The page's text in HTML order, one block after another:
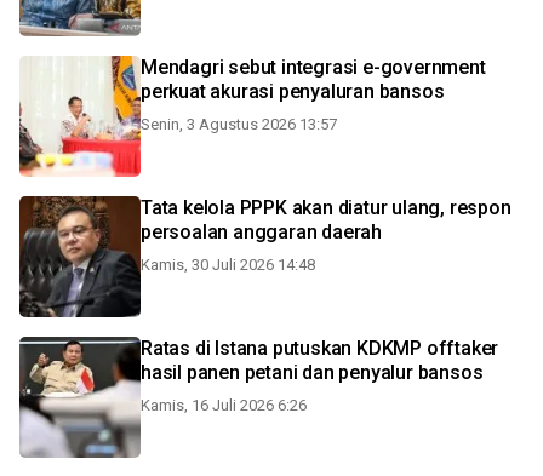
Mendagri sebut integrasi e-government
perkuat akurasi penyaluran bansos
Senin, 3 Agustus 2026 13:57
Tata kelola PPPK akan diatur ulang, respon
persoalan anggaran daerah
Kamis, 30 Juli 2026 14:48
Ratas di Istana putuskan KDKMP offtaker
hasil panen petani dan penyalur bansos
Kamis, 16 Juli 2026 6:26